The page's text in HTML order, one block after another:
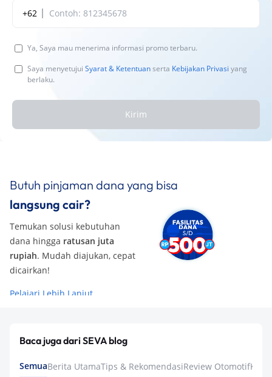
+62
Ya, Saya mau menerima informasi promo terbaru.
Saya menyetujui Syarat & Ketentuanserta Kebijakan Privasi yang
berlaku.
Kirim
Butuh pinjaman dana yang bisa
langsung cair?
Temukan solusi kebutuhan
dana hingga ratusan juta
rupiah. Mudah diajukan, cepat
dicairkan!
Pelajari Lebih Lanjut
Baca juga dari SEVA blog
SemuaBerita UtamaTips & RekomendasiReview Otomotif